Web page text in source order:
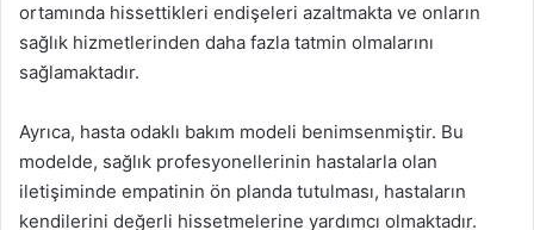
ortamında hissettikleri endişeleri azaltmakta ve onların
sağlık hizmetlerinden daha fazla tatmin olmalarını
sağlamaktadır.
Ayrıca, hasta odaklı bakım modeli benimsenmiştir. Bu
modelde, sağlık profesyonellerinin hastalarla olan
iletişiminde empatinin ön planda tutulması, hastaların
kendilerini değerli hissetmelerine yardımcı olmaktadır.